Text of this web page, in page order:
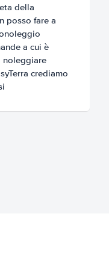
della
posso fare a
a cui è
noleggiare
crediamo